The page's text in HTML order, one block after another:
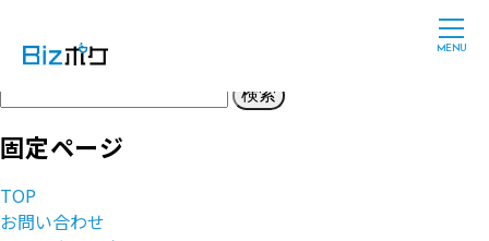
Latest Posts
検
固定ページ
TOP
お問い合わせ